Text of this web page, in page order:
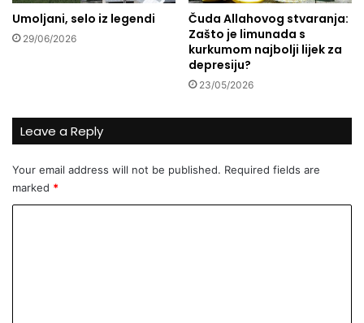
m
i
f
o
a
k
t
Umoljani, selo iz legendi
29/06/2026
Čuda Allahovog stvaranja:
Zašto je limunada s
kurkumom najbolji lijek za
depresiju?
23/05/2026
Leave a Reply
Your email address will not be published. Required fields are
marked *